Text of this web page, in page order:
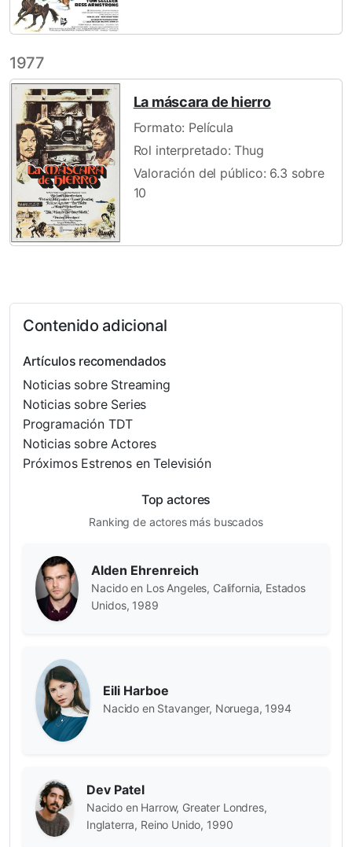
1977
La máscara de hierro
Formato: Película
Rol interpretado: Thug
Valoración del público: 6.3 sobre
10
Contenido adicional
Artículos recomendados
Noticias sobre Streaming
Noticias sobre Series
Programación TDT
Noticias sobre Actores
Próximos Estrenos en Televisión
Top actores
Ranking de actores más buscados
Alden Ehrenreich
Nacido en Los Angeles, California, Estados
Unidos, 1989
Eili Harboe
Nacido en Stavanger, Noruega, 1994
Dev Patel
Nacido en Harrow, Greater Londres,
Inglaterra, Reino Unido, 1990